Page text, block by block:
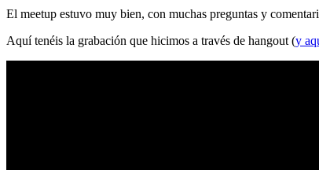
El meetup estuvo muy bien, con muchas preguntas y
Aquí tenéis la grabación que hicimos a través de hangout (y